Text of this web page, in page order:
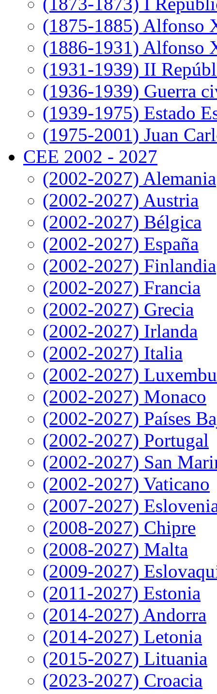
(1875-1885) Alfonso
(1886-1931) Alfonso
(1931-1939) II
(1936-1939) Guerra
(1939-1975) Estado
(1975-2001) Juan
CEE 2002 - 2027
(2002-2027) Alemania
(2002-2027) Austria
(2002-2027) Bélgica
(2002-2027) España
(2002-2027) Finlandia
(2002-2027) Francia
(2002-2027) Grecia
(2002-2027) Irlanda
(2002-2027) Italia
(2002-2027)
(2002-2027) Monaco
(2002-2027) Países
(2002-2027) Portugal
(2002-2027) San
(2002-2027) Vaticano
(2007-2027)
(2008-2027) Chipre
(2008-2027) Malta
(2009-2027)
(2011-2027) Estonia
(2014-2027) Andorra
(2014-2027) Letonia
(2015-2027) Lituania
(2023-2027) Croacia